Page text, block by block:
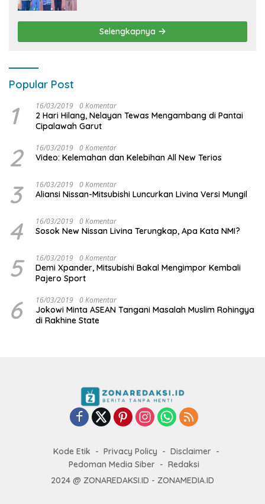
Selengkapnya
Popular Post
1 16/03/2019 0 Komentar
2 Hari Hilang, Nelayan Tewas Mengambang di Pantai
Cipalawah Garut
2 16/03/2019 0 Komentar
Video: Kelemahan dan Kelebihan All New Terios
3 16/03/2019 0 Komentar
Aliansi Nissan-Mitsubishi Luncurkan Livina Versi Mungil
4 16/03/2019 0 Komentar
Sosok New Nissan Livina Terungkap, Apa Kata NMI?
5 16/03/2019 0 Komentar
Demi Xpander, Mitsubishi Bakal Mengimpor Kembali
Pajero Sport
6 16/03/2019 0 Komentar
Jokowi Minta ASEAN Tangani Masalah Muslim Rohingya
di Rakhine State
Kode Etik Privacy Policy
Disclaimer
Pedoman Media Siber
Redaksi
2024 @ ZONAREDAKSI.ID - ZONAMEDIA.ID